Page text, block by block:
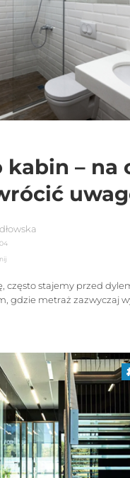
kabin – na
często stajemy przed
gdzie metraż zazwyczaj